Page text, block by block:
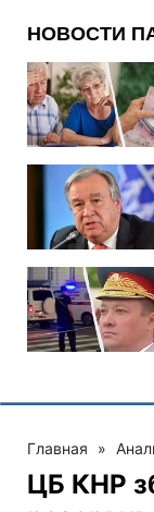
Главная »
ЦБ КНР